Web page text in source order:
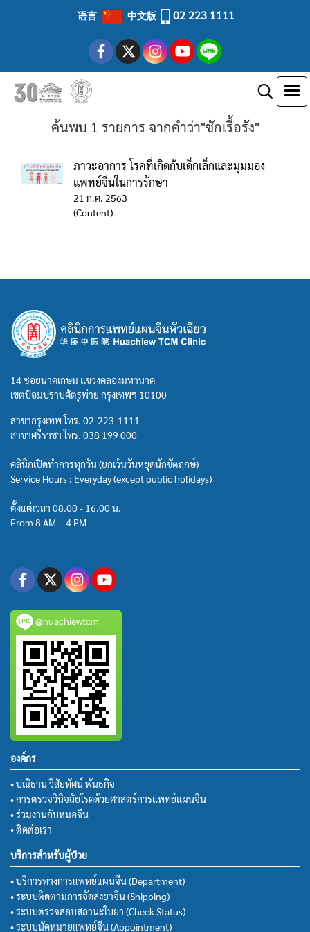
语言 中文版 02 223 1111
ค้นพบ 1 รายการ จากคำว่า"ชักเรื้อรัง"
ภาวะอาการ โรคที่เกิดกับเด็กเล็กและมุมมอง
แพทย์จีนในการรักษา
21 ก.ค. 2563
(Content)
14 ซอยนาคเกษม แขวงคลองมหานาค
เขตป้อมปราบศัตรูพ่าย กรุงเทพฯ 10100
สาขากรุงเทพ โทร. 02-223-1111
สาขาศรีราชา โทร. 038 199 000
คลินิกเปิดทำการทุกวัน (ยกเว้นวันหยุดนักขัตฤกษ์)
Service Hours : Everyday (except public holidays)
ตั้งแต่เวลา 08.00 - 16.00 น.
From 8 AM – 4 PM
@huachiewtcm
องค์กร
• ปณิธาน วิสัยทัศน์ พันธกิจ
• การตรวจวินิจฉัยโรคด้วยศาสตร์การแพทย์แผนจีน
• ร่วมงานกับหมอจีน
• ติดต่อเรา
บริการสำหรับผู้ป่วย
• บริการทางการแพทย์แผนจีน (Department)
• ระบบติดตามการจัดส่งยาจีน (Shipping)
• ระบบตรวจสอบสถานะใบยา (Check Status)
• ระบบนัดหมายแพทย์จีน (Appointment)